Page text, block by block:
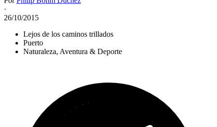
·
26/10/2015
Lejos de los caminos trillados
Puerto
Naturaleza, Aventura & Deporte